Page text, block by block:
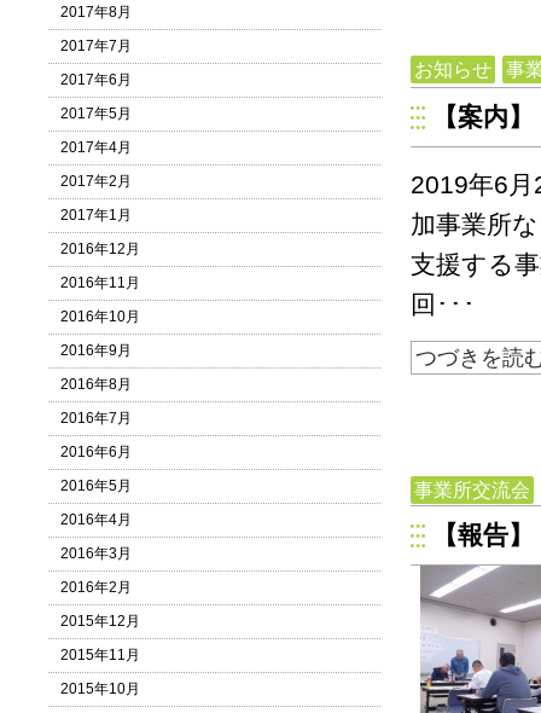
お知らせ 事
【案内
2019年6
加事業所
支援する
回･･･
つづきを読
事業所交流会
【報告
2017年8月
2017年7月
2017年6月
2017年5月
2017年4月
2017年2月
2017年1月
2016年12月
2016年11月
2016年10月
2016年9月
2016年8月
2016年7月
2016年6月
2016年5月
2016年4月
2016年3月
2016年2月
2015年12月
2015年11月
2015年10月